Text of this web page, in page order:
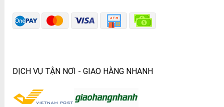
DỊCH VỤ TẬN NƠI - GIAO HÀNG NHANH